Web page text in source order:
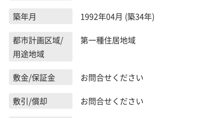
築年月
1992年04月 (築34年)
都市計画区域/
用途地域
第一種住居地域
敷金/保証金
お問合せください
敷引/償却
お問合せください